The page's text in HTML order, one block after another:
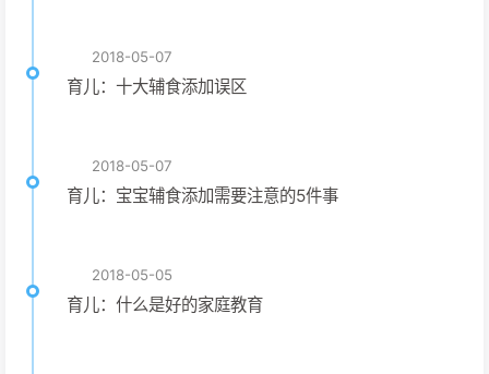
2018-05-07
育儿：十大辅食添加误区
2018-05-07
育儿：宝宝辅食添加需要注意的5件事
2018-05-05
育儿：什么是好的家庭教育